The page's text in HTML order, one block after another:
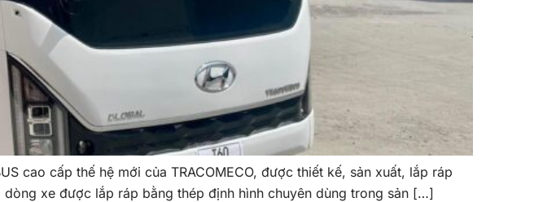
cao cấp thế hệ mới của TRACOMECO, được thiết kế, sản xuất, lắp ráp
xe được lắp ráp bằng thép định hình chuyên dùng trong sản […]